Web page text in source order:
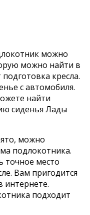
можно
можно найти в
кресла.
с автомобиля.
найти
сиденья Лады
можно
подлокотника.
точное место
Вам пригодится
интернете.
подходит